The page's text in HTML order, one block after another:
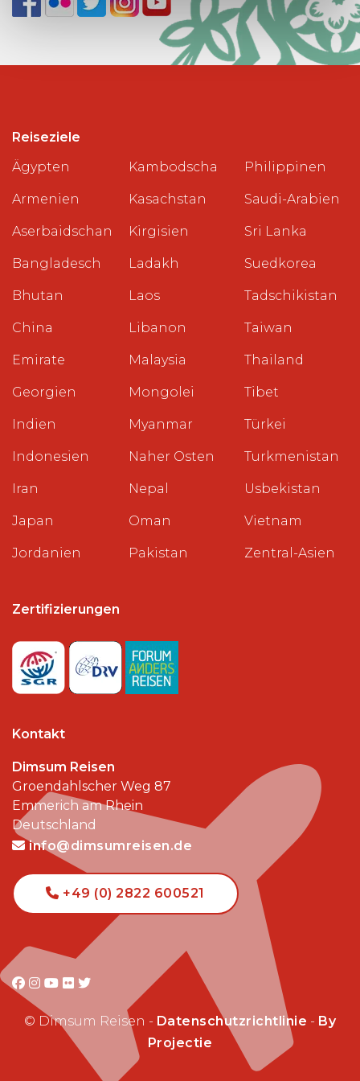
Reiseziele
Ägypten
Armenien
Aserbaidschan
Bangladesch
Bhutan
China
Emirate
Georgien
Indien
Indonesien
Iran
Japan
Jordanien
Kambodscha
Kasachstan
Kirgisien
Ladakh
Laos
Libanon
Malaysia
Mongolei
Myanmar
Naher Osten
Nepal
Oman
Pakistan
Philippinen
Saudi-Arabien
Sri Lanka
Suedkorea
Tadschikistan
Taiwan
Thailand
Tibet
Türkei
Turkmenistan
Usbekistan
Vietnam
Zentral-Asien
Zertifizierungen
Kontakt
Dimsum Reisen
Groendahlscher Weg 87
Emmerich am Rhein
Deutschland
info@dimsumreisen.de
+49 (0) 2822 600521
© Dimsum Reisen - Datenschutzrichtlinie - By
Projectie